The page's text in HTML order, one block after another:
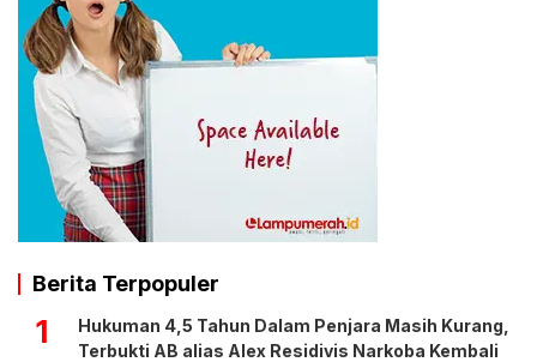
Berita Terpopuler
1
Hukuman 4,5 Tahun Dalam Penjara Masih Kurang,
Terbukti AB alias Alex Residivis Narkoba Kembali